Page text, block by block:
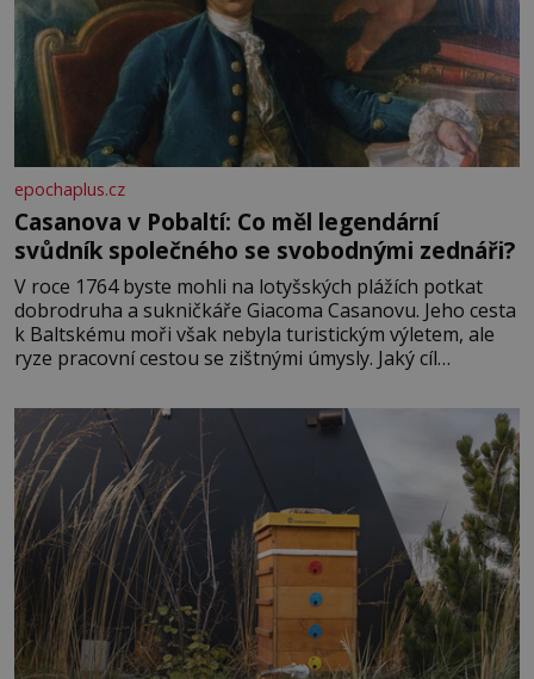
epochaplus.cz
Casanova v Pobaltí: Co měl legendární
svůdník společného se svobodnými zednáři?
V roce 1764 byste mohli na lotyšských plážích potkat
dobrodruha a sukničkáře Giacoma Casanovu. Jeho cesta
k Baltskému moři však nebyla turistickým výletem, ale
ryze pracovní cestou se zištnými úmysly. Jaký cíl
lotyšské Rigy? Casanova v Pobaltí kontaktoval tamní
zednářské lóže. Nebyl v této oblasti žádným nováčkem,
protože do zednářské